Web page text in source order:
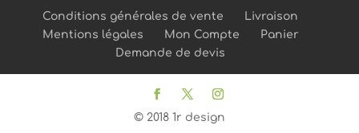
Conditions générales de vente
Livraison
Mentions légales
Mon Compte
Panier
Demande de devis
© 2018 1r design